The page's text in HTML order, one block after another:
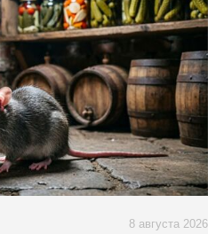
8 августа 2026